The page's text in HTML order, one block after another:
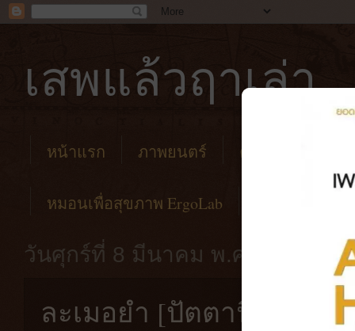
เสพแล้วฤาเล่า
หน้าแรก ภาพยนตร์ คาเฟ่
หมอนเพื่อสุขภาพ ErgoLab
วันศุกร์ที่ 8 มีนาคม พ.ศ. 2567
ละเมอยำ [ปัตตานี] ความ